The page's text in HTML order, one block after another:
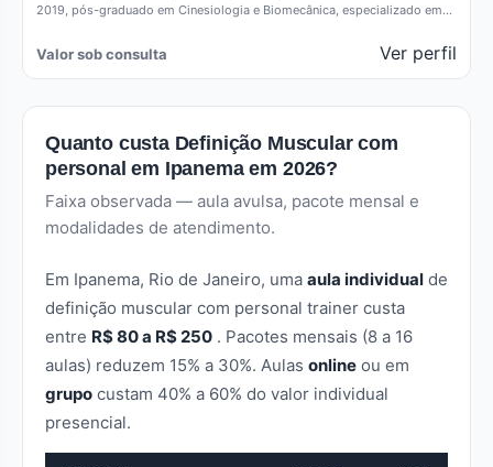
2019, pós-graduado em Cinesiologia e Biomecânica, especializado em
Valor sob consulta Ver perfil
Quanto custa Definição Muscular com
personal em Ipanema em 2026?
Faixa observada — aula avulsa, pacote mensal e
modalidades de atendimento.
Em Ipanema, Rio de Janeiro, uma aula individual de
definição muscular com personal trainer custa
entre R$ 80 a R$ 250 . Pacotes mensais (8 a 16
aulas) reduzem 15% a 30%. Aulas online ou em
grupo custam 40% a 60% do valor individual
presencial.